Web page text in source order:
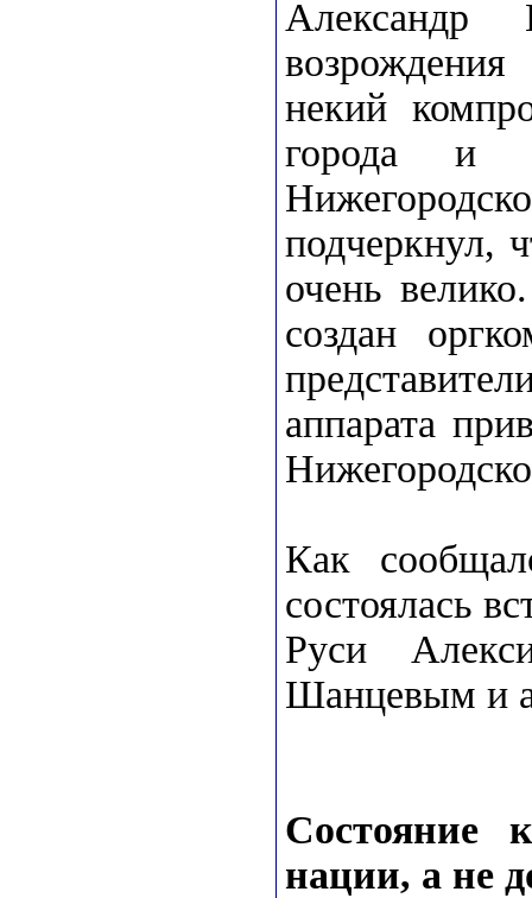
Александр
некий
города и
подчеркнул,
очень
создан
аппарата
Как
состоялась
Руси
Шанцевым и
Состояние
нации, а не